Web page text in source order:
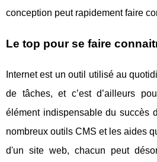
conception peut rapidement faire
Le top pour se faire
Internet est un outil utilisé au
de tâches, et c’est d’ailleurs
élément indispensable du succès
nombreux outils CMS et les aides
d'un site web, chacun peut